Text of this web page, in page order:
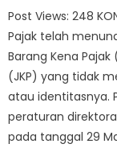
Post Views: 248
Pajak telah
Barang Kena
(JKP) yang tidak
atau identitasnya.
peraturan
pada tanggal 29